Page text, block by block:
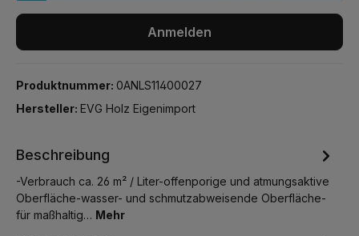
Anmelden
Produktnummer: 0ANLS11400027
Hersteller: EVG Holz Eigenimport
Beschreibung
-Verbrauch ca. 26 m² / Liter-offenporige und atmungsaktive
Oberfläche-wasser- und schmutzabweisende Oberfläche-
für maßhaltig… Mehr